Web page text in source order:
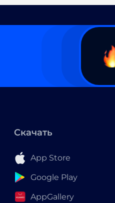
Скачать
App Store
Google Play
AppGallery